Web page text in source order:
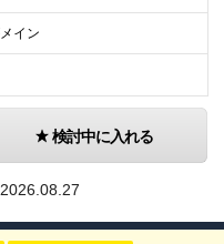
イン
検討中に入れる
2026.08.27